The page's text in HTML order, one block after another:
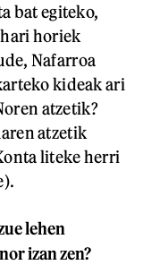
bat egiteko,
horiek
Nafarroa
kideak ari
atzetik?
atzetik
liteke herri
lehen
izan zen?